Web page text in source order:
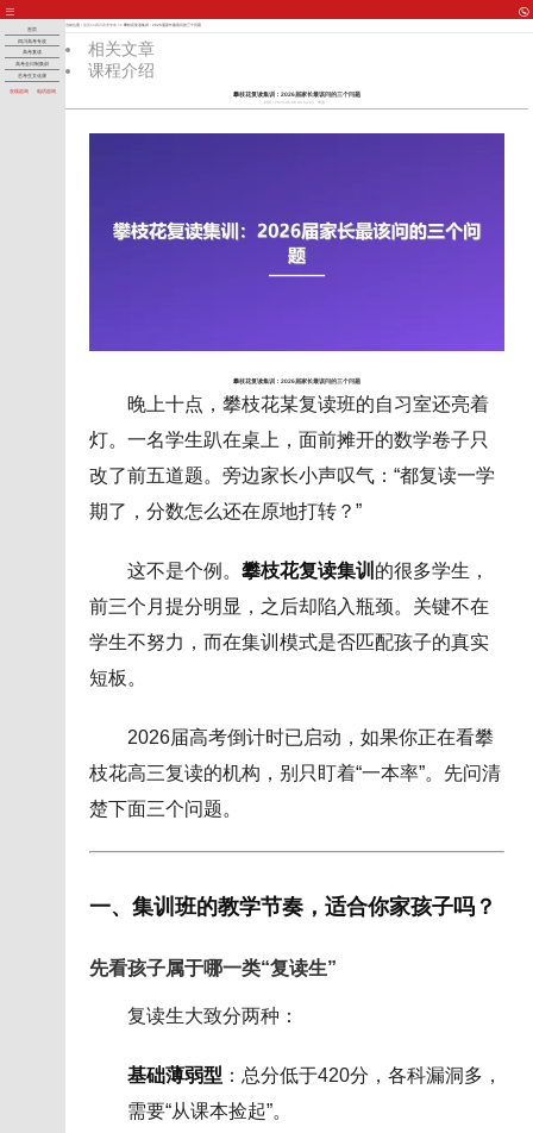
首页
四川高考专攻
高考复读
高考全日制集训
艺考生文化课
在线咨询 电话咨询
当前位置： 首页 >>四川高考专攻>> 攀枝花复读集训：2026届家长最该问的三个问题
相关文章
课程介绍
攀枝花复读集训：2026届家长最该问的三个问题
时间：2026-05-30 06:54:53 来源：
攀枝花复读集训：2026届家长最该问的三个问题
晚上十点，攀枝花某复读班的自习室还亮着
灯。一名学生趴在桌上，面前摊开的数学卷子只
改了前五道题。旁边家长小声叹气：“都复读一学
期了，分数怎么还在原地打转？”
这不是个例。 攀枝花复读集训 的很多学生，
前三个月提分明显，之后却陷入瓶颈。关键不在
学生不努力，而在集训模式是否匹配孩子的真实
短板。
2026届高考倒计时已启动，如果你正在看攀
枝花高三复读的机构，别只盯着“一本率”。先问清
楚下面三个问题。
一、集训班的教学节奏，适合你家孩子吗？
先看孩子属于哪一类“复读生”
复读生大致分两种：
基础薄弱型 ：总分低于420分，各科漏洞多，
需要“从课本捡起”。